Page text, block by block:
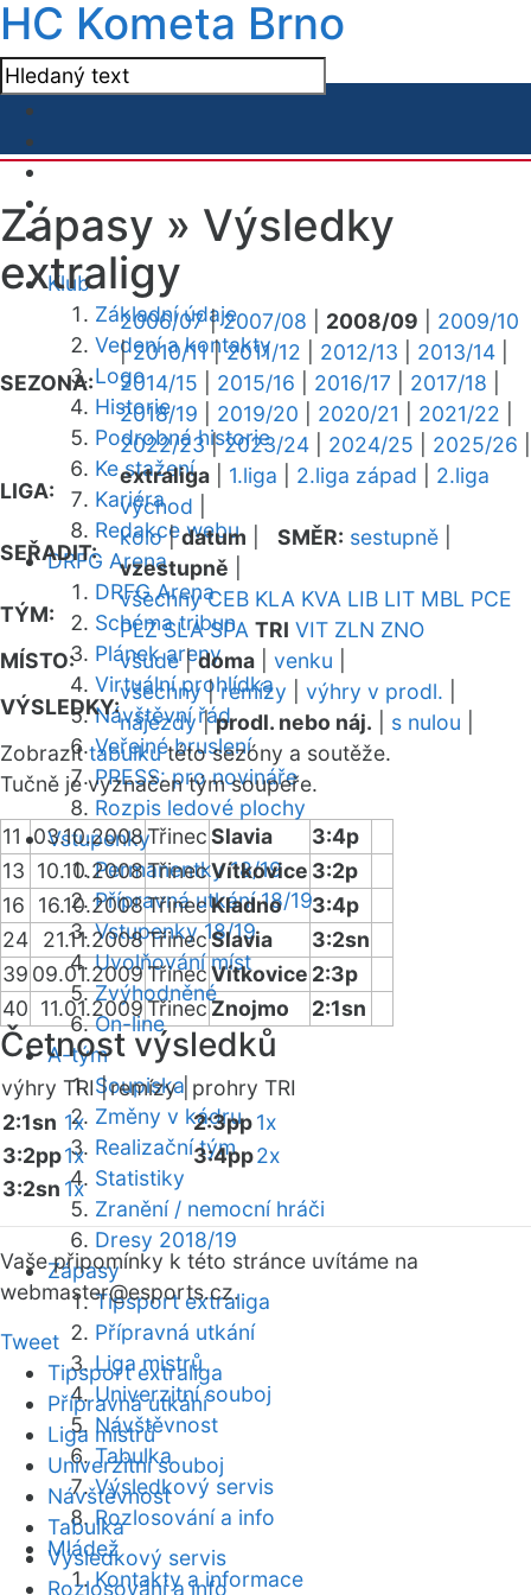
HC Kometa Brno
Klub
Základní údaje
Vedení a kontakty
Logo
Historie
Podrobná historie
Ke stažení
Kariéra
Redakce webu
DRFG Arena
DRFG Arena
Schéma tribun
Plánek areny
Virtuální prohlídka
Návštěvní řád
Veřejné bruslení
PRESS: pro novináře
Rozpis ledové plochy
Vstupenky
Permanentky 18/19
Přípravná utkání 18/19
Vstupenky 18/19
Uvolňování míst
Zvýhodněné
On-line
A-tým
Soupiska
Změny v kádru
Realizační tým
Statistiky
Zranění / nemocní hráči
Dresy 2018/19
Zápasy
Tipsport extraliga
Přípravná utkání
Liga mistrů
Univerzitní souboj
Návštěvnost
Tabulka
Výsledkový servis
Rozlosování a info
Mládež
Kontakty a informace
Zápasy » Výsledky
extraligy
SEZONA:
2006/07|2007/08 2008/09
2009/10
|2010/11|2011/12 2012/13 2013/14
2014/15
2015/16 2016/17 2017/18
2018/19
2019/20 2020/21 2021/22
2022/23|2023/24 2024/25 2025/26
LIGA:
extraliga 1.liga 2.liga západ
2.liga
východ
SEŘADIT:
kolo|datum SMĚR: sestupně
vzestupně
TÝM:
všechny CEB KLA KVA LIB LIT MBL PCE
PLZ SLA SPA TRI VIT ZLN ZNO
MÍSTO:
všude|doma venku
VÝSLEDKY:
všechny|remízy výhry v prodl.
nájezdy|prodl. nebo náj. s nulou
Zobrazittabulkutéto sezóny a soutěže.
Tučně je vyznačen tým soupeře.
11 03.10.2008TřinecSlavia
3:4p
13 10.10.2008TřinecVítkovice 3:2p
16
16.10.2008TřinecKladno
3:4p
24
21.11.2008TřinecSlavia
3:2sn
39 09.01.2009TřinecVítkovice 2:3p
40 11.01.2009TřinecZnojmo 2:1sn
Četnost výsledků
výhry TRI |remízy | prohry TRI
2:1sn 1x
3:2pp1x
3:2sn 1x
2:3pp1x
3:4pp2x
Vaše připomínky k této stránce uvítáme na
webmaster@esports.cz.
Tweet
Tipsport extraliga
Přípravná utkání
Liga mistrů
Univerzitní souboj
Návštěvnost
Tabulka
Výsledkový servis
Rozlosování a info